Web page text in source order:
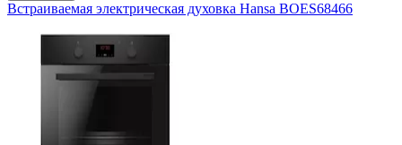
Встраиваемая электрическая духовка Hansa BOES68466